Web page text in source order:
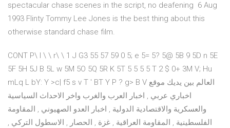
spectacular chase scenes in the script, no deafening 6 Aug
1993 Flinty Tommy Lee Jones is the best thing about this
otherwise standard chase film.
CONT P\ I \ \ r\ \ 1 J G3 55 57 59 0 5; e 5= 5? 5@ 5B 9 5D n 5E
5F 5H 5J B 5L w 5M 5O 5Q 5R K 5T 5 5 5 5 T 2 $ 0+ 3M V; Hu
mLq L bY: Y >c| f5 s v T ' BT Y P ? g> B V العالم بين يديك موقع
اخباري عربي , اخبار العرب والغرب واخر الاحداث السياسية
والعسكرية والاقتصادية الدولية , اخبار العدو الصهيوني , المقاومة
الفلسطينية , المقاومة العراقية , غزة , الحصار , الاسطول التركي ,